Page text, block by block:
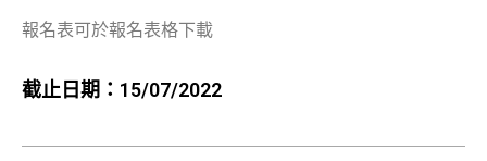
報名表可於報名表格下載
截止日期：15/07/2022